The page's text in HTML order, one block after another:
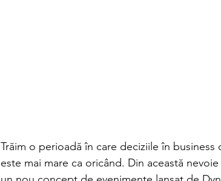
Trăim o perioadă în care deciziile în
este mai mare ca oricând. Din această